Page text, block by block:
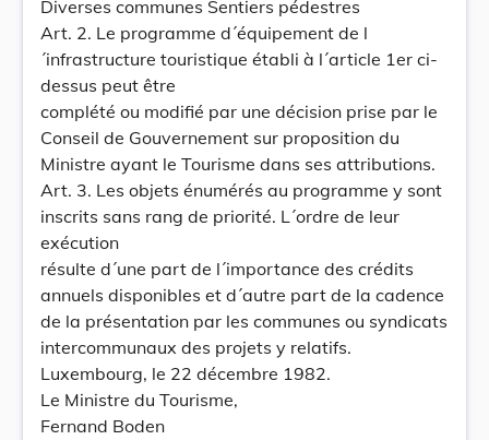
Diverses communes Sentiers pédestres
Art. 2. Le programme d´équipement de l
´infrastructure touristique établi à l´article 1er ci-
dessus peut être
complété ou modifié par une décision prise par le
Conseil de Gouvernement sur proposition du
Ministre ayant le Tourisme dans ses attributions.
Art. 3. Les objets énumérés au programme y sont
inscrits sans rang de priorité. L´ordre de leur
exécution
résulte d´une part de l´importance des crédits
annuels disponibles et d´autre part de la cadence
de la présentation par les communes ou syndicats
intercommunaux des projets y relatifs.
Luxembourg, le 22 décembre 1982.
Le Ministre du Tourisme,
Fernand Boden